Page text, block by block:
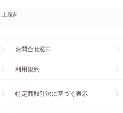
上履き
お問合せ窓口
利用規約
特定商取引法に基づく表示